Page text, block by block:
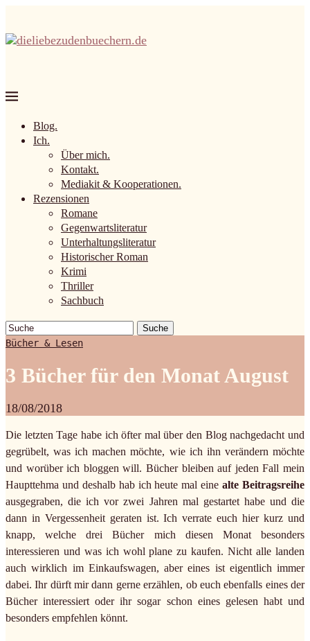
Blog.
Ich.
Über mich.
Kontakt.
Mediakit & Kooperationen.
Rezensionen
Romane
Gegenwartsliteratur
Unterhaltungsliteratur
Historischer Roman
Krimi
Thriller
Sachbuch
Suche
Bücher & Lesen
3 Bücher für den Monat August
18/08/2018
Die letzten Tage habe ich öfter mal über den Blog nachgedacht und
gegrübelt, was ich machen möchte, wie ich ihn verändern möchte
und worüber ich bloggen will. Bücher bleiben auf jeden Fall mein
Haupttehma und deshalb hab ich heute mal einealte Beitragsreihe
ausgegraben, die ich vor zwei Jahren mal gestartet habe und die
dann in Vergessenheit geraten ist. Ich verrate euch hier kurz und
knapp, welche drei Bücher mich diesen Monat besonders
interessieren und was ich wohl plane zu kaufen. Nicht alle landen
auch wirklich im Einkaufswagen, aber eines ist eigentlich immer
dabei. Ihr dürft mir dann gerne erzählen, ob euch ebenfalls eines der
Bücher interessiert oder ihr sogar schon eines gelesen habt und
besonders empfehlen könnt.